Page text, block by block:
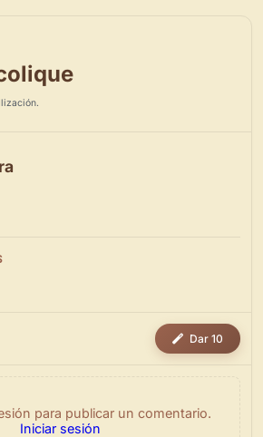
Dar 10
para publicar un comentario.
Iniciar sesión